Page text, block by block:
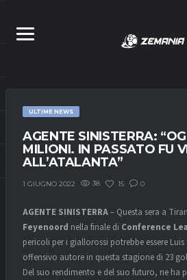
ULTIME NEWS
AGENTE SINISTERRA:
MILIONI. IN PASSATO FU
ALL’ATALANTA”
1 GIUGNO 2022 38 15 0
AGENTE SINISTERRA– Questa sera a
Feyenoord nella finale di Conference
pericoli per i giallorossi potrebbe essere Luis
offensivo autore in questa stagione di 23 gol
Del suo rendimento e del suo futuro, ne ha